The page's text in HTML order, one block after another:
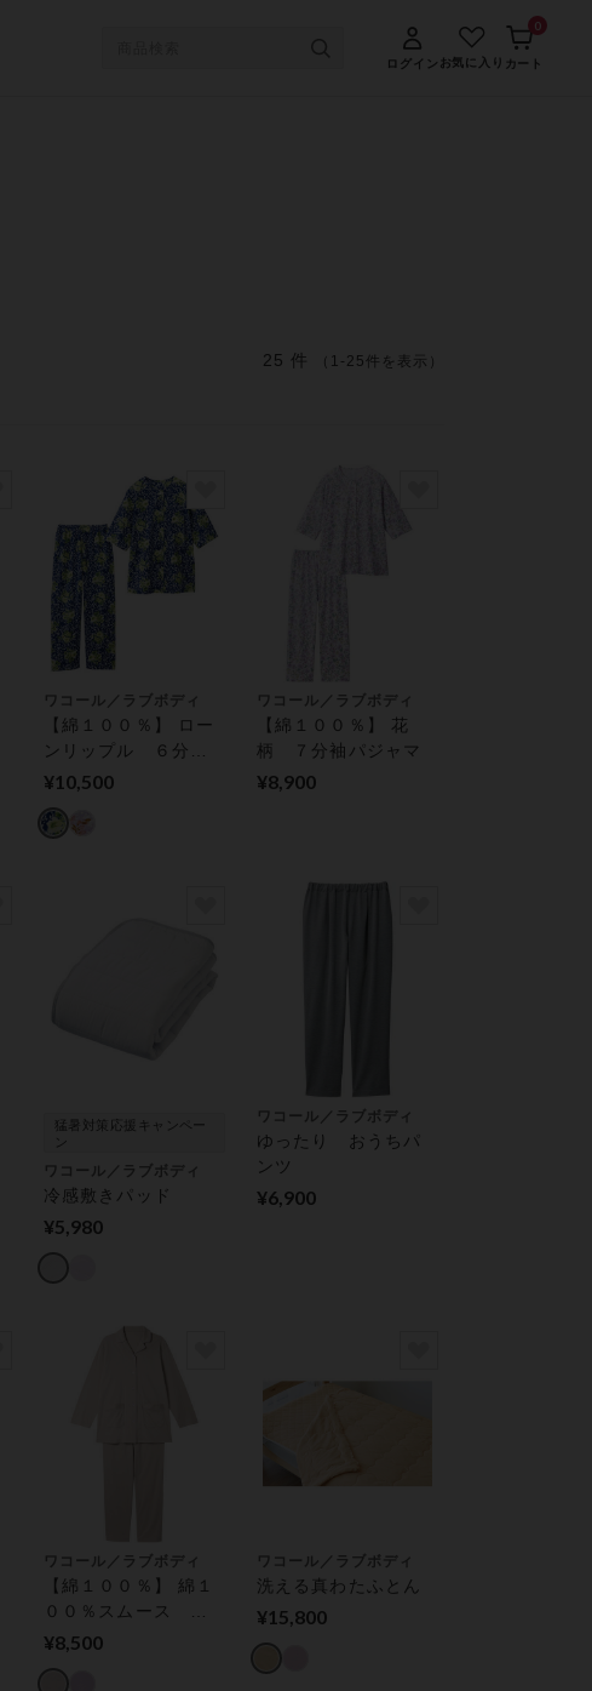
ログイン お気に入り カート
0
25 件 （1-25件を表示）
ワコール／ラブボディ
【綿１００％】 ロー
ンリップル ６分袖
パジャマ
¥10,500
ワコール／ラブボディ
【綿１００％】 花
柄 ７分袖パジャマ
¥8,900
猛暑対策応援キャンペー
ン
ワコール／ラブボディ
冷感敷きパッド
¥5,980
ワコール／ラブボディ
ゆったり おうちパ
ンツ
¥6,900
ワコール／ラブボディ
【綿１００％】 綿１
００％スムース パ
ジャマ
¥8,500
ワコール／ラブボディ
洗える真わたふとん
¥15,800